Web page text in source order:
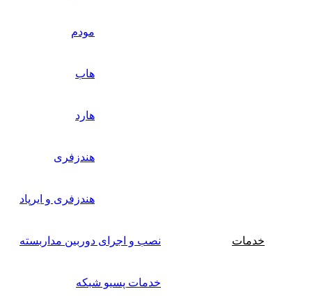
مودم
هاب
هارد
هندزفری
هندزفری و ایرپاد
خدمات نصب و اجرای دوربین مداربسته
خدمات پسیو شبکه